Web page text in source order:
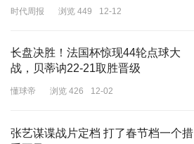
为跨界黑马？
时代周报 浏览 449 12-12
长盘决胜！法国杯惊现44轮点球大
战，贝蒂讷22-21取胜晋级
懂球帝 浏览 426 12-02
张艺谋谍战片定档 打了春节档一个措